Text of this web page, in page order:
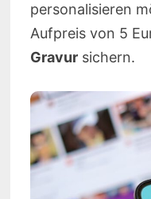
personalisieren
Aufpreis von 5
Gravursichern.